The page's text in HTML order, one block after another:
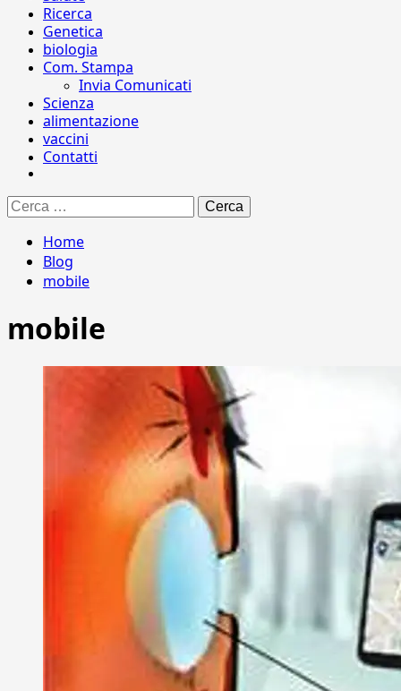
Ricerca
Genetica
biologia
Com. Stampa
Invia Comunicati
Scienza
alimentazione
vaccini
Contatti
Ricerca
per:
Home
Blog
mobile
mobile